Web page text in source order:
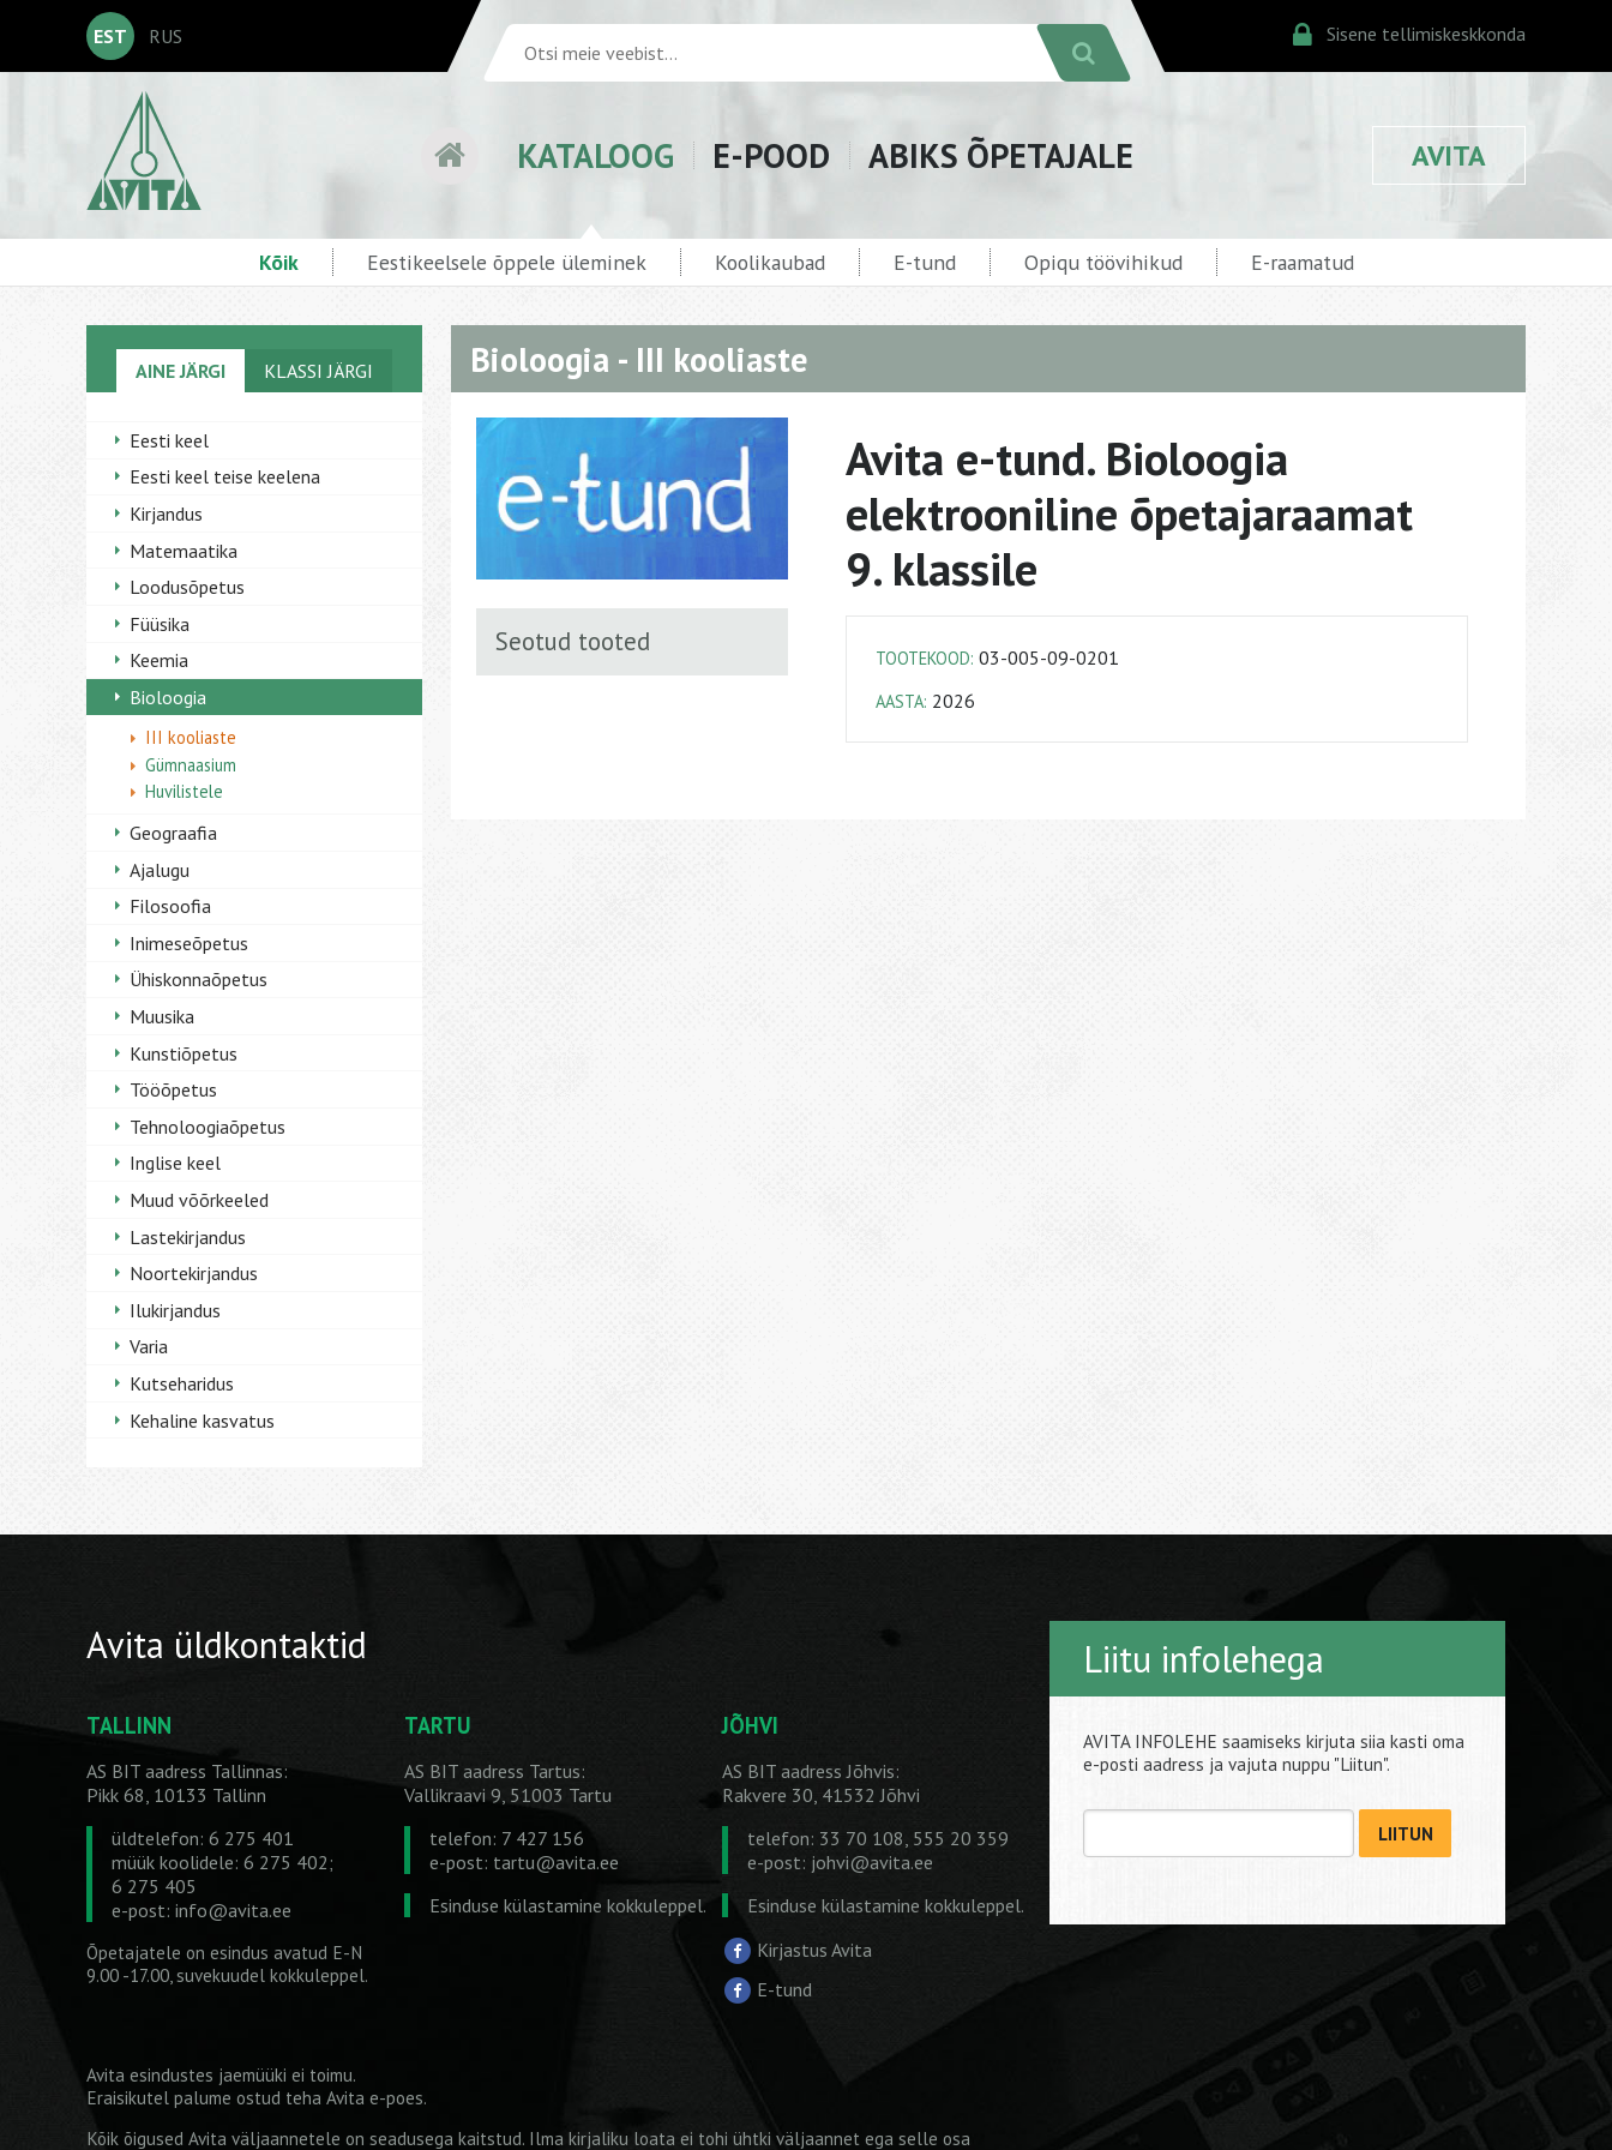
EST RUS Sisene tellimiskeskkonda
KATALOOG E-POOD ABIKS ÕPETAJALE AVITA
Kõik Eestikeelsele õppele üleminek Koolikaubad E-tund Opiqu töövihikud E-raamatud
AINE JÄRGI KLASSI JÄRGI
Eesti keel
Eesti keel teise keelena
Kirjandus
Matemaatika
Loodusõpetus
Füüsika
Keemia
Bioloogia
III kooliaste
Gümnaasium
Huvilistele
Geograafia
Ajalugu
Filosoofia
Inimeseõpetus
Ühiskonnaõpetus
Muusika
Kunstiõpetus
Tööõpetus
Tehnoloogiaõpetus
Inglise keel
Muud võõrkeeled
Lastekirjandus
Noortekirjandus
Ilukirjandus
Varia
Kutseharidus
Kehaline kasvatus
Bioloogia - III kooliaste
Seotud tooted
Avita e-tund. Bioloogia
elektrooniline õpetajaraamat
9. klassile
TOOTEKOOD: 03-005-09-0201
AASTA: 2026
Avita üldkontaktid
TALLINN
AS BIT aadress Tallinnas:
Pikk 68, 10133 Tallinn
üldtelefon: 6 275 401
müük koolidele: 6 275 402;
6 275 405
e-post: info@avita.ee
Õpetajatele on esindus avatud E-N
9.00 -17.00, suvekuudel kokkuleppel.
TARTU
AS BIT aadress Tartus:
Vallikraavi 9, 51003 Tartu
telefon: 7 427 156
e-post: tartu@avita.ee
Esinduse külastamine kokkuleppel.
JÕHVI
AS BIT aadress Jõhvis:
Rakvere 30, 41532 Jõhvi
telefon: 33 70 108, 555 20 359
e-post: johvi@avita.ee
Esinduse külastamine kokkuleppel.
Kirjastus Avita
E-tund
Avita esindustes jaemüüki ei toimu.
Eraisikutel palume ostud teha Avita e-poes.
Kõik õigused Avita väljaannetele on seadusega kaitstud. Ilma kirjaliku loata ei tohi ühtki väljaannet ega selle osa
Liitu infolehega
AVITA INFOLEHE saamiseks kirjuta siia kasti oma
e-posti aadress ja vajuta nuppu "Liitun".
LIITUN